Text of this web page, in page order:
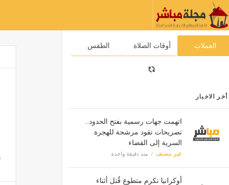
العملات أوقات الصلاة الطقس
أخر الاخبار
اتهمت جهات رسمية بفتح الحدود..
تصريحات تقود مرشحة للهجرة
السرية إلى القضاء
غير مصنف منذ دقيقة واحدة
أوكرانيا تكرم متطوع قُتل أثناء